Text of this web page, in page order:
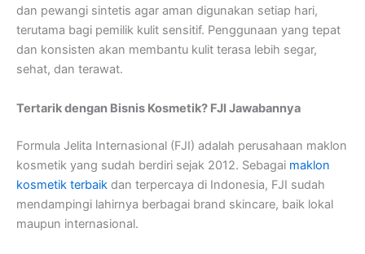
dan pewangi sintetis agar aman digunakan setiap hari,
terutama bagi pemilik kulit sensitif. Penggunaan yang tepat
dan konsisten akan membantu kulit terasa lebih segar,
sehat, dan terawat.
Tertarik dengan Bisnis Kosmetik? FJI Jawabannya
Formula Jelita Internasional (FJI) adalah perusahaan maklon
kosmetik yang sudah berdiri sejak 2012. Sebagai maklon
kosmetik terbaik dan terpercaya di Indonesia, FJI sudah
mendampingi lahirnya berbagai brand skincare, baik lokal
maupun internasional.